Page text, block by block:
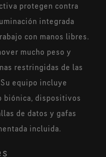
protegen contra
integrada
con manos libres.
mucho peso y
restringidas de las
equipo incluye
biónica, dispositivos
de datos y gafas
incluida.